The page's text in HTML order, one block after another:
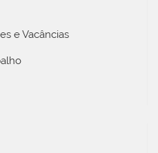
e Vacâncias